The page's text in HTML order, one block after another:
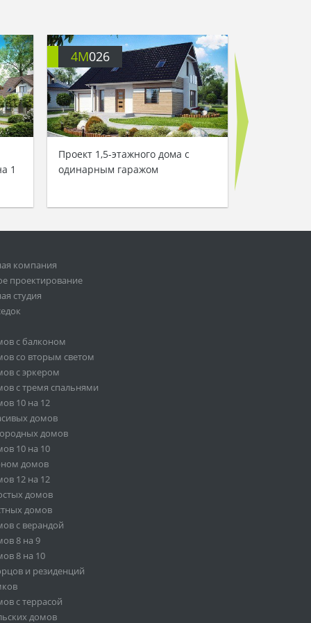
1
4M026
Проект 1,5-этажного дома с
одинарным гаражом
компания
проектирование
студия
с балконом
со вторым светом
с эркером
с тремя спальнями
10 на 12
домов
домов
10 на 10
домов
12 на 12
домов
домов
с верандой
8 на 9
8 на 10
и резиденций
с террасой
домов